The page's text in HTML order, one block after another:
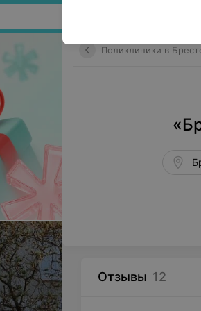
Поликлиники в
Отзывы 12